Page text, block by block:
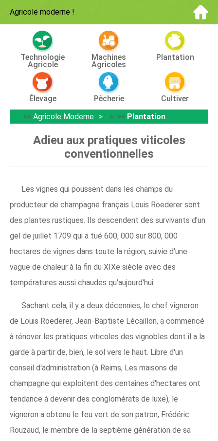
Agricole moderne !
Technologie
Agricole
Machines
Agricoles
Plantation
Élevage Pêcherie
Cultiver
>> Agricole Moderne > >> Plantation
Adieu aux pratiques viticoles
conventionnelles
Les vignes qui poussent dans les champs du
producteur de champagne français Louis Roederer sont
des plantes rustiques. Ils descendent des survivants d'un
gel de juillet 1709 qui a tué 600, 000 sur 800, 000
hectares de vignes dans toute la région, suivie d'une
vague de chaleur à la fin du XIXe siècle avec des
températures aussi chaudes qu'aujourd'hui.
Sachant cela, il y a deux décennies, le chef vigneron
de Louis Roederer, Jean-Baptiste Lécaillon, a commencé
à rénover les pratiques viticoles des vignobles dont il a la
garde à partir de, bien, le sol vers le haut. Libre d'un
conseil d'administration (à Reims, Les maisons de
champagne qui exploitent des centaines d'hectares ont
tendance à devenir des conglomérats de luxe), le
vigneron a obtenu le feu vert de son patron, Frédéric
Rouzaud, le membre de la septième génération de sa